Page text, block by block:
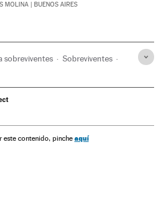
MOLINA | BUENOS AIRES
sobreviventes Sobreviventes
Armada
Casos judiciais
este contenido, pinche aquí